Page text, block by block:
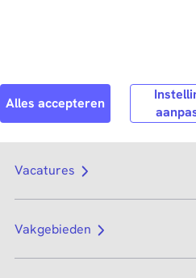
Search
Vacatures
Vakgebieden